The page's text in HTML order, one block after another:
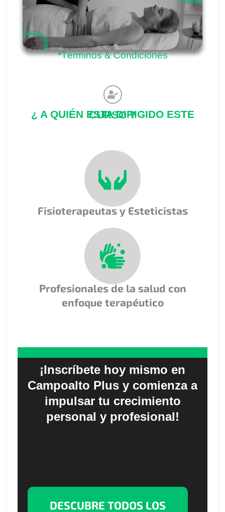
*Términos & Condiciones
¿ A QUIÉN ESTA DIRIGIDO ESTE CURSO ?
Fisioterapeutas y Esteticistas
Profesionales de la salud con
enfoque terapéutico
¡Inscríbete hoy mismo en
Campoalto Plus y comienza a
impulsar tu crecimiento
personal y profesional!
DESCUBRE TODOS LOS